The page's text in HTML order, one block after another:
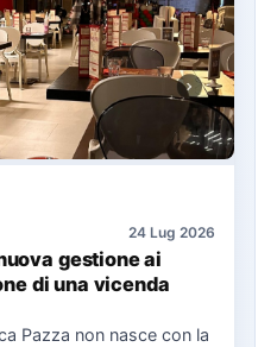
24 Lug 2026
gestione ai
di una vicenda
Pazza non nasce con la